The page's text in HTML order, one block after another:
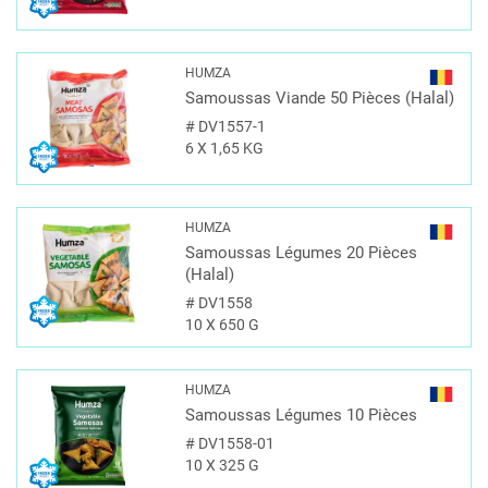
HUMZA
Samoussas Viande 50 Pièces (Halal)
#DV1557-1
6 X 1,65 KG
HUMZA
Samoussas Légumes 20 Pièces
(Halal)
#DV1558
10 X 650 G
HUMZA
Samoussas Légumes 10 Pièces
#DV1558-01
10 X 325 G